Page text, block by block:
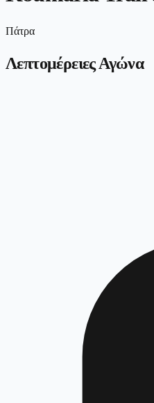
Πάτρα
Λεπτομέρειες Αγώνα